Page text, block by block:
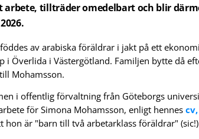
tillträder omedelbart och blir
av arabiska föräldrar i jakt på ett
i Överlida i Västergötland. Familjen bytte då
Mohamsson.
i offentlig förvaltning från Göteborgs
för Simona Mohamsson, enligt hennes cv,
hon är "barn till två arbetarklass föräldrar"